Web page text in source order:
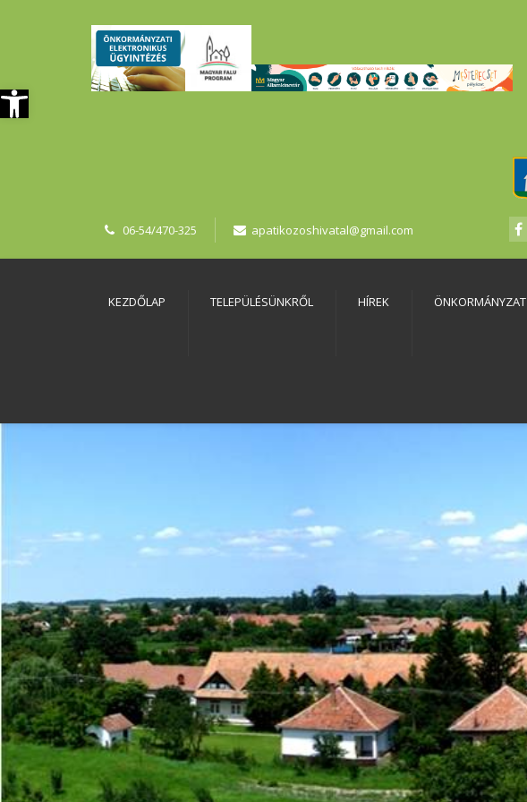
Eszköztár megnyitása
06-54/470-325 apatikozoshivatal@gmail.com
KEZDŐLAP TELEPÜLÉSÜNKRŐL HÍREK ÖNKORMÁNYZAT